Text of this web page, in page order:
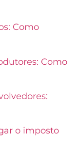
Como
Como
o imposto